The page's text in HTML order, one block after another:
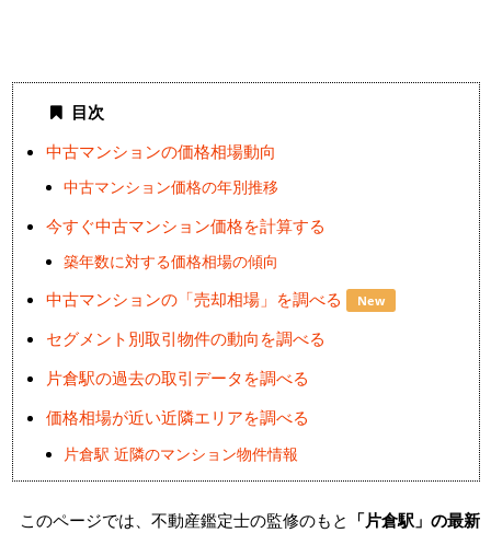
目次
中古マンションの価格相場動向
中古マンション価格の年別推移
今すぐ中古マンション価格を計算する
築年数に対する価格相場の傾向
中古マンションの「売却相場」を調べる New
セグメント別取引物件の動向を調べる
片倉駅の過去の取引データを調べる
価格相場が近い近隣エリアを調べる
片倉駅 近隣のマンション物件情報
このページでは、不動産鑑定士の監修のもと 「片倉駅」の最新